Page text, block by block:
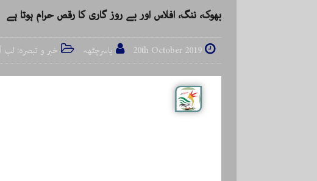
بھوک، ننگ، افلاس اور بے روز گاری کا رقص حرام ہوتا ہے
20th October 2019 یاسرچٹھہ خبر و تبصرہ: لب